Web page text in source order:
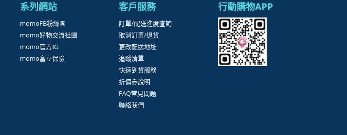
系列網站
momoFB粉絲團
momo好物交流社團
momo官方IG
momo富立保險
客戶服務
訂單/配送進度查詢
取消訂單/退貨
更改配送地址
追蹤清單
快速到貨服務
折價券說明
FAQ常見問題
聯絡我們
行動購物APP